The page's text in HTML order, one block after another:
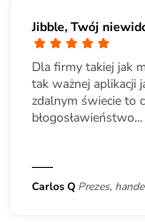
Jibble, Twój
Dla firmy takiej jak
tak ważnej aplikacji
zdalnym świecie to
błogosławieństwo...
Carlos Q Prezes,